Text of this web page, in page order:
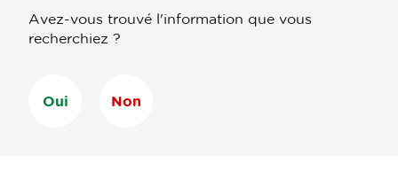
Avez-vous trouvé l'information que vous
recherchiez ?
Oui Non